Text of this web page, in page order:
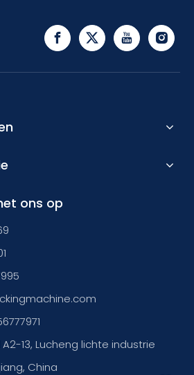
ons op
13, Lucheng lichte industrie
China